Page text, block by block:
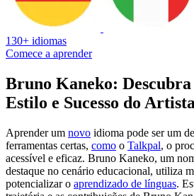
130+ idiomas
Comece a aprender
Bruno Kaneko: Descubra
Estilo e Sucesso do Artista
Aprender um novo idioma pode ser um
ferramentas certas, como o Talkpal, o
acessível e eficaz. Bruno Kaneko, um
destaque no cenário educacional, utiliza
potencializar o aprendizado de línguas.